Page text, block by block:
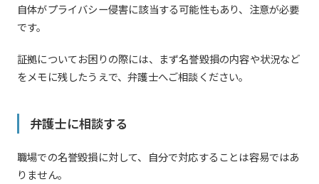
自体がプライバシー侵害に該当する可能性もあり、注意が必要
です。
証拠についてお困りの際には、まず名誉毀損の内容や状況など
をメモに残したうえで、弁護士へご相談ください。
弁護士に相談する
職場での名誉毀損に対して、自分で対応することは容易ではあ
りません。